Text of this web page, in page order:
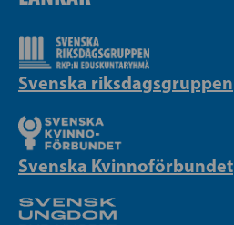
Svenska riksdagsgruppen
Svenska Kvinnoförbundet